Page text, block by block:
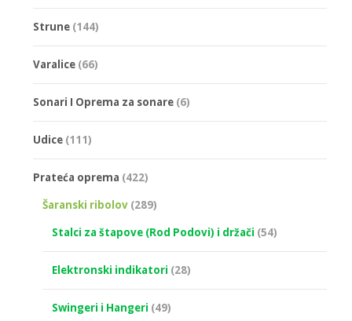
Strune (144)
Varalice (66)
Sonari I Oprema za sonare (6)
Udice (111)
Prateća oprema (422)
Šaranski ribolov (289)
Stalci za štapove (Rod Podovi) i držači (54)
Elektronski indikatori (28)
Swingeri i Hangeri (49)